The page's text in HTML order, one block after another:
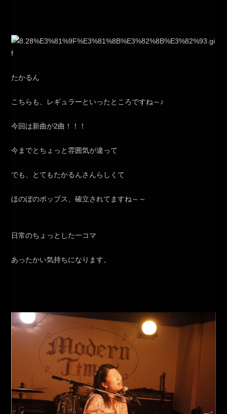
たかるん
こちらも、レギュラーといったところですね～♪
今回は新曲が2曲！！！
今までとちょっと雰囲気が違って
でも、とてもたかるんさんらしくて
ほのぼのポップス、確立されてますね～～
日常のちょっとした一コマ
あったかい気持ちになります。